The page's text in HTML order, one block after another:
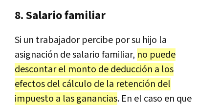
8. Salario familiar
Si un trabajador percibe por su hijo la
asignación de salario familiar, no puede
descontar el monto de deducción a los
efectos del cálculo de la retención del
impuesto a las ganancias. En el caso en que